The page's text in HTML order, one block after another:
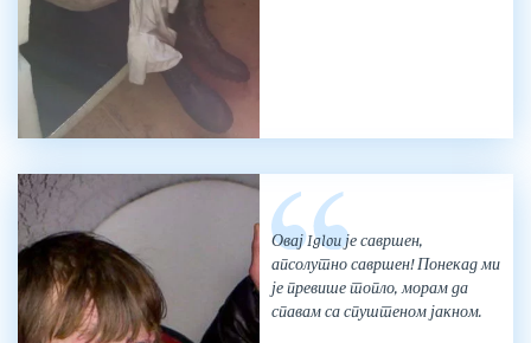
Овај Iglou је савршен,
апсолутно савршен! Понекад ми
је превише топло, морам да
спавам са спуштеном јакном.